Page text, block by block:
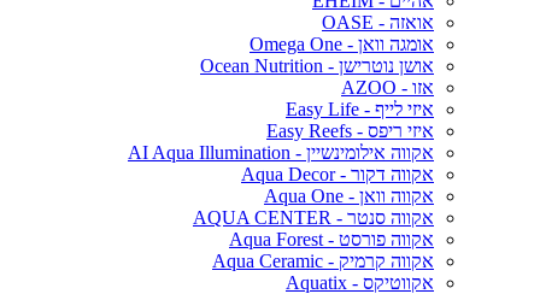
אואזה - OASE
אומגה וואן - Omega One
אושן נוטרישן - Ocean Nutrition
אזו - AZOO
איזי לייף - Easy Life
איזי ריפס - Easy Reefs
אקווה אילומינשיין - AI Aqua Illumination
אקווה דקור - Aqua Decor
אקווה וואן - Aqua One
אקווה סנטר - AQUA CENTER
אקווה פורסט - Aqua Forest
אקווה קרמיק - Aqua Ceramic
אקווטיקס - Aquatix